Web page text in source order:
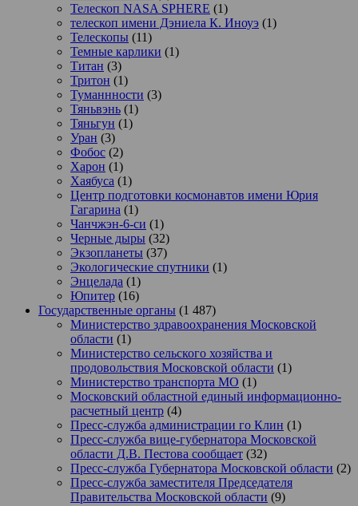
Телескоп NASA SPHERE (1)
телескоп имени Дэниела К. Иноуэ (1)
Телескопы (11)
Темные карлики (1)
Титан (3)
Тритон (1)
Туманнности (3)
Тяньвэнь (1)
Тяньгун (1)
Уран (3)
Фобос (2)
Харон (1)
Хаябуса (1)
Центр подготовки космонавтов имени Юрия
Гагарина (1)
Чанчжэн-6-си (1)
Черные дыры (32)
Экзопланеты (37)
Экологические спутники (1)
Энцелада (1)
Юпитер (16)
Государственные органы (1 487)
Министерство здравоохранения Московской
области (1)
Министерство сельского хозяйства и
продовольствия Московской области (1)
Министерство транспорта МО (1)
Московский областной единый информационно-
расчетный центр (4)
Пресс-служба администрации го Клин (1)
Пресс-служба вице-губернатора Московской
области Д.В. Пестова сообщает (32)
Пресс-служба Губернатора Московской области (2)
Пресс-служба заместителя Председателя
Правительства Московской области (9)